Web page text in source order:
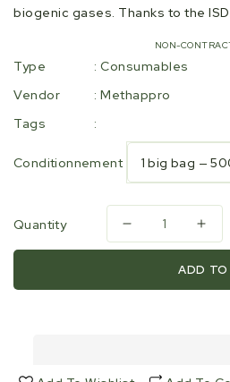
biogenic gases. Thanks to the
NON-
Type : Consumables
Vendor
: Methappro
Tags
:
Conditionnement
Quantity
Decrease
quantity
COV
for
COV
ADD TO